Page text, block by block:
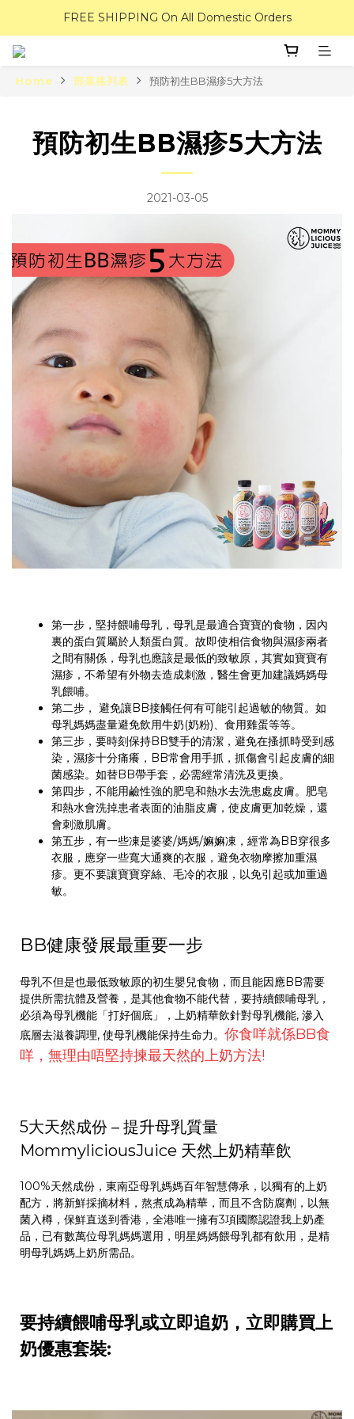
FREE SHIPPING On All Domestic Orders
Home 部落格列表 預防初生BB濕疹5大方法
預防初生BB濕疹5大方法
2021-03-05
第一步，堅持餵哺母乳，母乳是最適合寶寶的食物，因內
裏的蛋白質屬於人類蛋白質。故即使相信食物與濕疹兩者
之間有關係，母乳也應該是最低的致敏原，其實如寶寶有
濕疹，不希望有外物去造成刺激，醫生會更加建議媽媽母
乳餵哺。
第二步， 避免讓BB接觸任何有可能引起過敏的物質。如
母乳媽媽盡量避免飲用牛奶(奶粉)、食用雞蛋等等。
第三步，要時刻保持BB雙手的清潔，避免在搔抓時受到感
染，濕疹十分痛癢，BB常會用手抓，抓傷會引起皮膚的細
菌感染。如替BB帶手套，必需經常清洗及更換。
第四步，不能用鹼性強的肥皂和熱水去洗患處皮膚。肥皂
和熱水會洗掉患者表面的油脂皮膚，使皮膚更加乾燥，還
會刺激肌膚。
第五步，有一些凍是婆婆/媽媽/嫲嫲凍，經常為BB穿很多
衣服，應穿一些寬大通爽的衣服，避免衣物摩擦加重濕
疹。更不要讓寶寶穿絲、毛冷的衣服，以免引起或加重過
敏。
BB健康發展最重要一步
母乳不但是也最低致敏原的初生嬰兒食物，而且能因應BB需要
提供所需抗體及營養，是其他食物不能代替，要持續餵哺母乳，
必須為母乳機能「打好個底」，上奶精華飲針對母乳機能, 滲入
底層去滋養調理, 使母乳機能保持生命力。 你食咩就係BB食
咩，無理由唔堅持揀最天然的上奶方法!
5大天然成份 – 提升母乳質量
MommyliciousJuice 天然上奶精華飲
100%天然成份，東南亞母乳媽媽百年智慧傳承，以獨有的上奶
配方，將新鮮採摘材料，熬煮成為精華，而且不含防腐劑，以無
菌入樽，保鮮直送到香港，全港唯一擁有3項國際認證我上奶產
品，已有數萬位母乳媽媽選用，明星媽媽餵母乳都有飲用，是精
明母乳媽媽上奶所需品。
要持續餵哺母乳或立即追奶，立即購買上
奶優惠套裝: